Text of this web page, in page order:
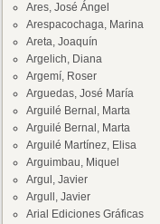
Ares, José Ángel
Arespacochaga, Marina
Areta, Joaquín
Argelich, Diana
Argemí, Roser
Arguedas, José María
Arguilé Bernal, Marta
Arguilé Bernal, Marta
Arguilé Martínez, Elisa
Arguimbau, Miquel
Argul, Javier
Argull, Javier
Arial Ediciones Gráficas